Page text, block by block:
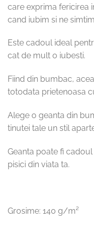
care exprima fericirea
cand iubim si ne
Este cadoul ideal
cat de mult o iubesti.
Fiind din bumbac,
totodata prietenoasa
Alege o geanta din
tinutei tale un stil
Geanta poate fi
pisici din viata ta.
Grosime: 140 g/m²